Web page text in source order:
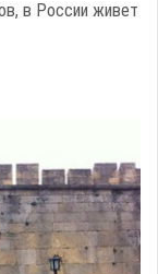
в России живет